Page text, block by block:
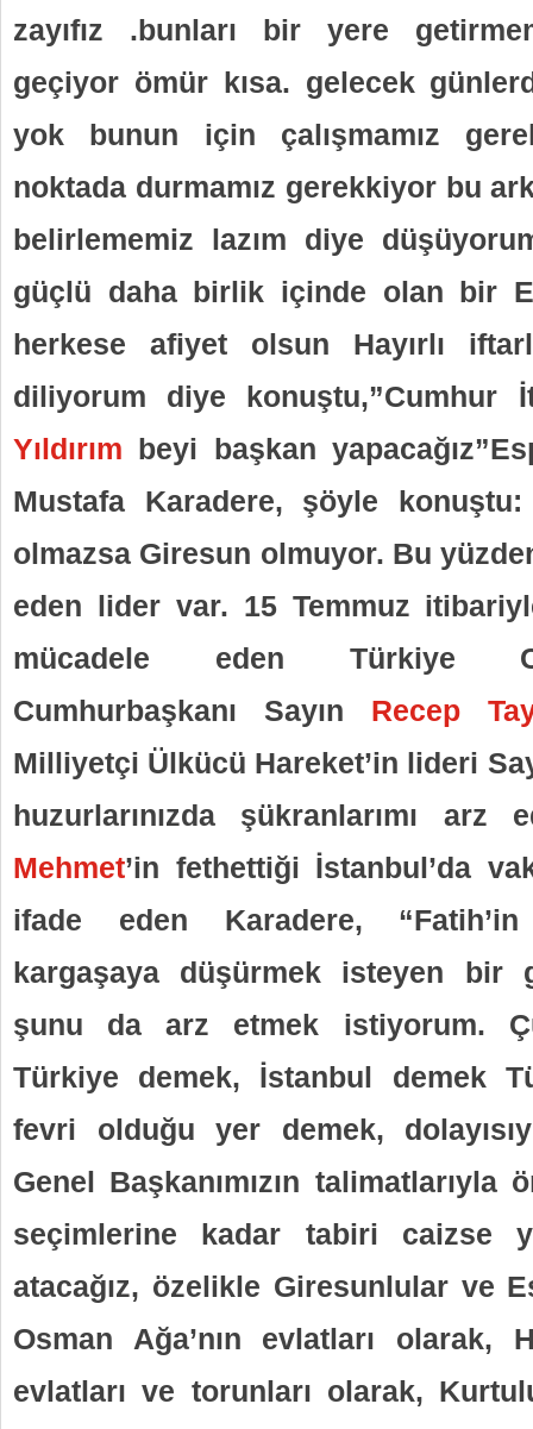
zayıfız .bunları bir yere
geçiyor ömür kısa. gelecek
yok bunun için çalışmamız
noktada durmamız gerekkiyor bu
belirlememiz lazım diye
güçlü daha birlik içinde olan bir
herkese afiyet olsun Hayırlı
diliyorum diye konuştu,”Cumhur
Yıldırım beyi başkan yapacağız”
Mustafa Karadere, şöyle
olmazsa Giresun olmuyor. Bu
eden lider var. 15 Temmuz
mücadele eden Türkiye
Cumhurbaşkanı Sayın Recep
Milliyetçi Ülkücü Hareket’in lideri
huzurlarınızda şükranlarımı arz
Mehmet’in fethettiği İstanbul’da
ifade eden Karadere,
kargaşaya düşürmek isteyen bir
şunu da arz etmek istiyorum.
Türkiye demek, İstanbul demek
fevri olduğu yer demek,
Genel Başkanımızın talimatlarıyla
seçimlerine kadar tabiri caizse
atacağız, özelikle Giresunlular ve
Osman Ağa’nın evlatları olarak,
evlatları ve torunları olarak,